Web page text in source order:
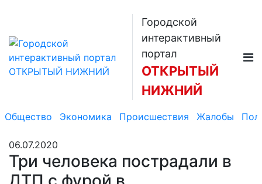
Городской
интерактивный
портал
ОТКРЫТЫЙ
НИЖНИЙ
Общество Экономика Происшествия Жалобы
06.07.2020
Три человека пострадали в